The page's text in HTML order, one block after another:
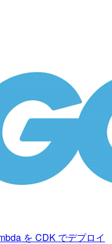
を CDK でデプロイ